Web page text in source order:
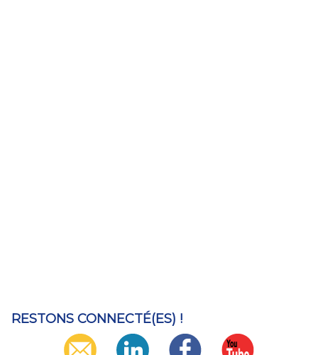
RESTONS CONNECTÉ(ES) !